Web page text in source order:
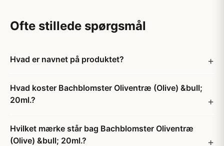
Ofte stillede spørgsmål
Hvad er navnet på produktet?
Hvad koster Bachblomster Oliventræ (Olive) &bull;
20ml.?
Hvilket mærke står bag Bachblomster Oliventræ
(Olive) &bull; 20ml.?